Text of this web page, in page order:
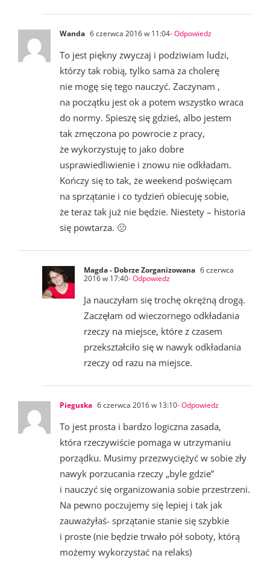
Wanda 6 czerwca 2016 w 11:04- Odpowiedz
To jest piękny zwyczaj i podziwiam ludzi,
którzy tak robią, tylko sama za cholerę
nie mogę się tego nauczyć. Zaczynam ,
na początku jest ok a potem wszystko wraca
do normy. Spieszę się gdzieś, albo jestem
tak zmęczona po powrocie z pracy,
że wykorzystuję to jako dobre
usprawiedliwienie i znowu nie odkładam.
Kończy się to tak, że weekend poświęcam
na sprzątanie i co tydzień obiecuję sobie,
że teraz tak już nie będzie. Niestety – historia
się powtarza. 🙁
Magda - Dobrze Zorganizowana 6 czerwca
2016 w 17:40- Odpowiedz
Ja nauczyłam się trochę okrężną drogą.
Zaczęłam od wieczornego odkładania
rzeczy na miejsce, które z czasem
przekształciło się w nawyk odkładania
rzeczy od razu na miejsce.
Pieguska 6 czerwca 2016 w 13:10- Odpowiedz
To jest prosta i bardzo logiczna zasada,
która rzeczywiście pomaga w utrzymaniu
porządku. Musimy przezwyciężyć w sobie zły
nawyk porzucania rzeczy „byle gdzie”
i nauczyć się organizowania sobie przestrzeni.
Na pewno poczujemy się lepiej i tak jak
zauważyłaś- sprzątanie stanie się szybkie
i proste (nie będzie trwało pół soboty, którą
możemy wykorzystać na relaks)